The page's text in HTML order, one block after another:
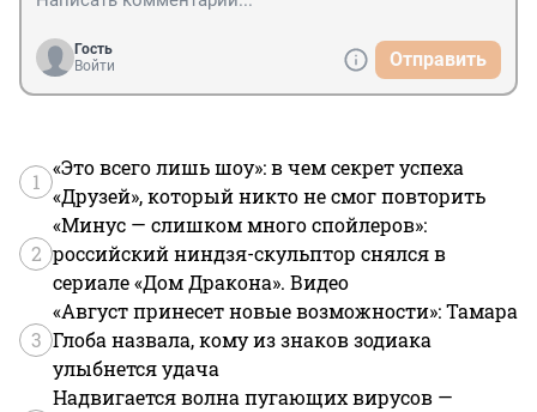
Гость
Войти
Отправить
1
«Это всего лишь шоу»: в чем секрет успеха
«Друзей», который никто не смог повторить
2
«Минус — слишком много спойлеров»:
российский ниндзя-скульптор снялся в
сериале «Дом Дракона». Видео
3
«Август принесет новые возможности»: Тамара
Глоба назвала, кому из знаков зодиака
улыбнется удача
Надвигается волна пугающих вирусов —